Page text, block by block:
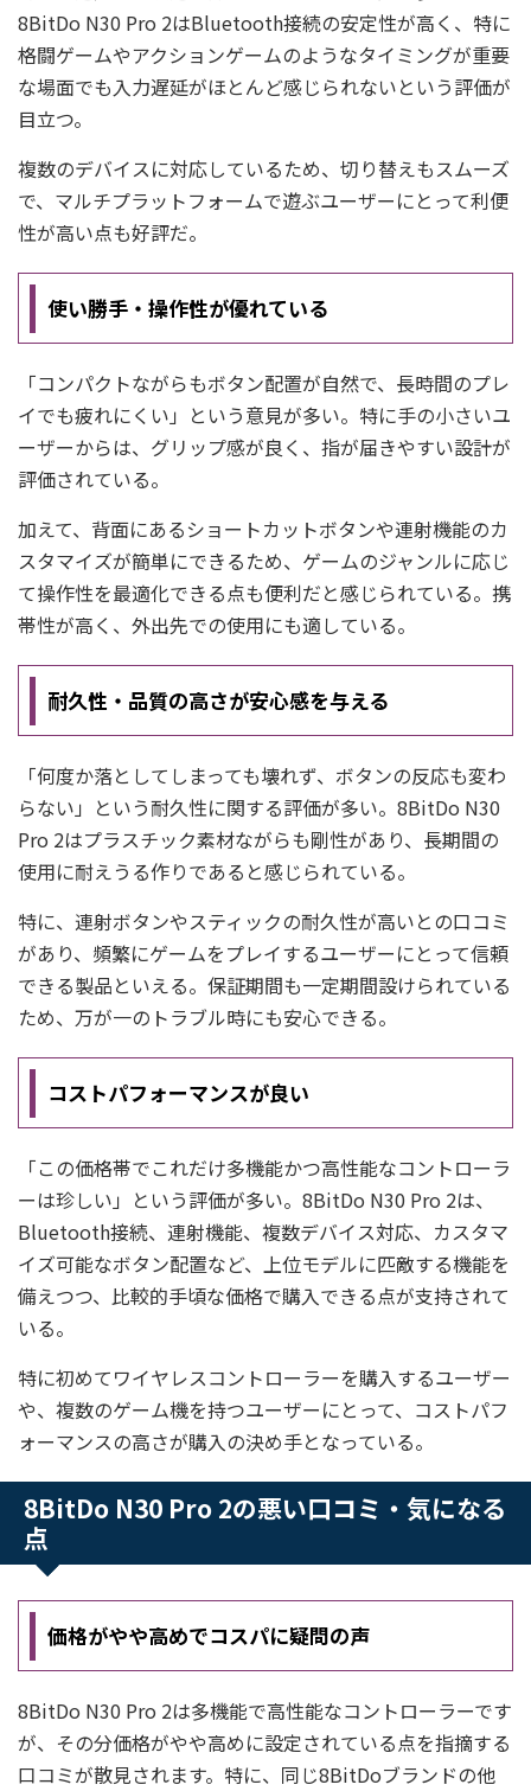
8BitDo N30 Pro 2はBluetooth接続の安定性が高く、特に
格闘ゲームやアクションゲームのようなタイミングが重要
な場面でも入力遅延がほとんど感じられないという評価が
目立つ。
複数のデバイスに対応しているため、切り替えもスムーズ
で、マルチプラットフォームで遊ぶユーザーにとって利便
性が高い点も好評だ。
使い勝手・操作性が優れている
「コンパクトながらもボタン配置が自然で、長時間のプレ
イでも疲れにくい」という意見が多い。特に手の小さいユ
ーザーからは、グリップ感が良く、指が届きやすい設計が
評価されている。
加えて、背面にあるショートカットボタンや連射機能のカ
スタマイズが簡単にできるため、ゲームのジャンルに応じ
て操作性を最適化できる点も便利だと感じられている。携
帯性が高く、外出先での使用にも適している。
耐久性・品質の高さが安心感を与える
「何度か落としてしまっても壊れず、ボタンの反応も変わ
らない」という耐久性に関する評価が多い。8BitDo N30
Pro 2はプラスチック素材ながらも剛性があり、長期間の
使用に耐えうる作りであると感じられている。
特に、連射ボタンやスティックの耐久性が高いとの口コミ
があり、頻繁にゲームをプレイするユーザーにとって信頼
できる製品といえる。保証期間も一定期間設けられている
ため、万が一のトラブル時にも安心できる。
コストパフォーマンスが良い
「この価格帯でこれだけ多機能かつ高性能なコントローラ
ーは珍しい」という評価が多い。8BitDo N30 Pro 2は、
Bluetooth接続、連射機能、複数デバイス対応、カスタマ
イズ可能なボタン配置など、上位モデルに匹敵する機能を
備えつつ、比較的手頃な価格で購入できる点が支持されて
いる。
特に初めてワイヤレスコントローラーを購入するユーザー
や、複数のゲーム機を持つユーザーにとって、コストパフ
ォーマンスの高さが購入の決め手となっている。
8BitDo N30 Pro 2の悪い口コミ・気になる
点
価格がやや高めでコスパに疑問の声
8BitDo N30 Pro 2は多機能で高性能なコントローラーです
が、その分価格がやや高めに設定されている点を指摘する
口コミが散見されます。特に、同じ8BitDoブランドの他